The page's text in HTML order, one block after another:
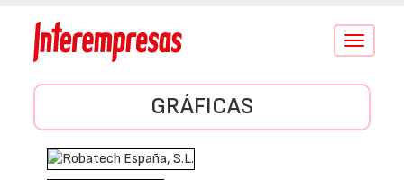
Conmutar
GRÁFICAS